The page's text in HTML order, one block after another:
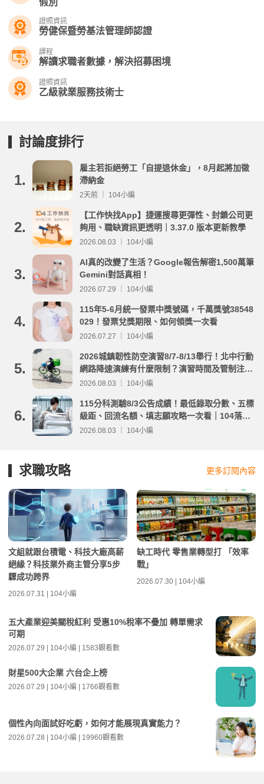
假別
證照資訊
勞健保暨勞基法管理師認證
課程
解讀求職者數據，解決招募困境
證照資訊
乙級就業服務技術士
討論度排行
1.
雇主若拒絕勞工「自提退休金」，8月起將加徵
滯納金
2天前 ｜ 104小編
2.
【工作快找App】捷運搜尋更彈性、封鎖公司更
夠用、職缺資訊更透明｜3.37.0 版本更新教學
2026.08.03 ｜ 104小編
3.
AI真的改變了生活？Google報告解密1,500萬筆
Gemini對話真相！
2026.07.29 ｜ 104小編
4.
115年5-6月統一發票中獎號碼，千萬獎號38548
029！發票兌獎期限、如何領獎一次看
2026.07.27 ｜ 104小編
5.
2026城鎮韌性防空演習8/7-8/13舉行！北中行動
網路降速演練有什麼限制？演習時間及管制注意
事項整理
2026.08.03 ｜ 104小編
6.
115分科測驗8/3公告成績！最低錄取分數、五標
級距、回流名額、填志願攻略一次看｜104落點
分析
2026.08.03 ｜ 104小編
求職攻略 更多訂閱內容
文組就跟台積電、科技大廠高薪
絕緣？科技業外商主管分享5步
驟成功跨界
2026.07.31 | 104小編
缺工時代 零售業轉型打 「效率
戰」
2026.07.30 | 104小編
五大產業迎美關稅紅利 受惠10%稅率不疊加 轉單需求
可期
2026.07.29 | 104小編 | 1583觀看數
財星500大企業 六台企上榜
2026.07.29 | 104小編 | 1766觀看數
個性內向面試好吃虧，如何才能展現真實能力？
2026.07.28 | 104小編 | 19960觀看數